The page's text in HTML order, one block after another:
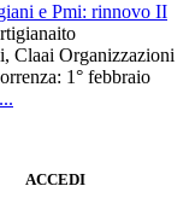
e Pmi: rinnovo II
Claai Organizzazioni
1° febbraio
ACCEDI